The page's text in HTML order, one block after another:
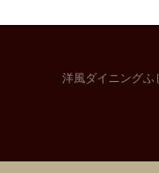
洋風ダイニング